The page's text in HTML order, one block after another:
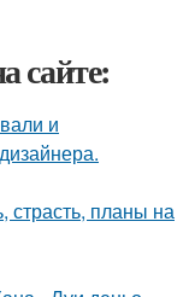
сайте:
и
планы на